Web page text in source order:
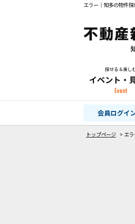
エラー｜知多の物件
探せる＆楽し
イベント・
Event
会員ログイ
トップページ > エ